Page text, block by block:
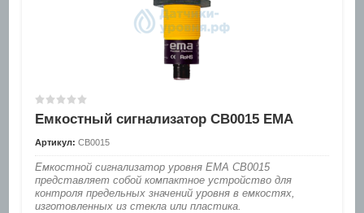
Емкостный сигнализатор CB0015 EMA
Артикул: CB0015
Емкостной сигнализатор уровня EMA CB0015
представляет собой компактное устройство для
контроля предельных значений уровня в емкостях,
изготовленных из стекла или пластика.